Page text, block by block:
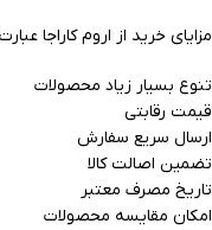
مزایای خرید از اروم کاراجا
تنوع بسیار زیاد محصولات
قیمت رقابتی
ارسال سریع سفارش
تضمین اصالت کالا
تاریخ مصرف معتبر
امکان مقایسه محصولات